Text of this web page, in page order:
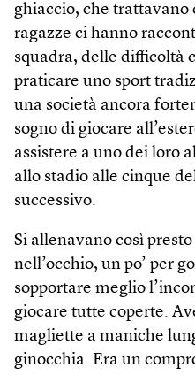
ghiaccio, che trattavano
ragazze ci hanno
squadra, delle difficoltà
praticare uno sport
una società ancora
sogno di giocare
assistere a uno dei loro
allo stadio alle cinque
successivo.
Si allenavano così
nell’occhio, un po’ per
sopportare meglio
giocare tutte coperte.
magliette a maniche
ginocchia. Era un